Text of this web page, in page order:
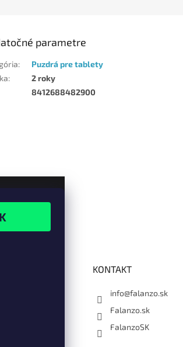
parametre
:
Puzdrá pre tablety
:
2 roky
8412688482900
KONTAKT
info@falanzo.sk
Falanzo.sk
FalanzoSK